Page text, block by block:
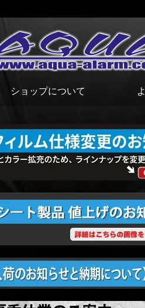
ショップについて